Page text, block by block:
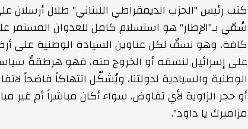
كتب رئيس "الحزب الديمقراطي اللبناني" طلال
سُمّي بـ"الإطار" هو استسلام كامل للعدوان المستمر
كافة، وهو نسفٌ لكل عناوين السيادة الوطنية على أرضنا
على إسرائيل لنسفه أو الخروج منه، فهو هرطقةٌ
الوطنية والسيادية لدولتنا، ويُشكّل انتهاكاً فاضحاً
أو حجر الزاوية لأي تفاوض، سواء أكان مباشراً أم غير
مزاميرك يا داود".